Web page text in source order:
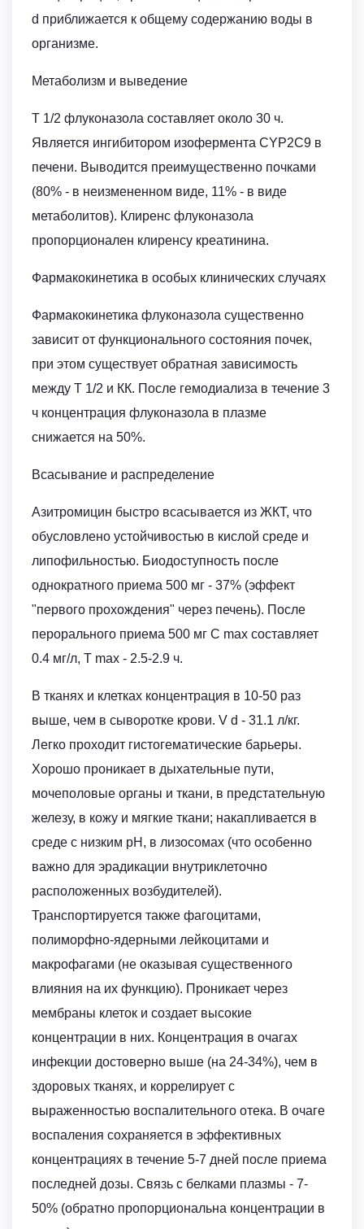
d приближается к общему содержанию воды в
организме.
Метаболизм и выведение
T 1/2 флуконазола составляет около 30 ч.
Является ингибитором изофермента CYP2C9 в
печени. Выводится преимущественно почками
(80% - в неизмененном виде, 11% - в виде
метаболитов). Клиренс флуконазола
пропорционален клиренсу креатинина.
Фармакокинетика в особых клинических случаях
Фармакокинетика флуконазола существенно
зависит от функционального состояния почек,
при этом существует обратная зависимость
между T 1/2 и КК. После гемодиализа в течение 3
ч концентрация флуконазола в плазме
снижается на 50%.
Всасывание и распределение
Азитромицин быстро всасывается из ЖКТ, что
обусловлено устойчивостью в кислой среде и
липофильностью. Биодоступность после
однократного приема 500 мг - 37% (эффект
"первого прохождения" через печень). После
перорального приема 500 мг C max составляет
0.4 мг/л, Т max - 2.5-2.9 ч.
В тканях и клетках концентрация в 10-50 раз
выше, чем в сыворотке крови. V d - 31.1 л/кг.
Легко проходит гистогематические барьеры.
Хорошо проникает в дыхательные пути,
мочеполовые органы и ткани, в предстательную
железу, в кожу и мягкие ткани; накапливается в
среде с низким рН, в лизосомах (что особенно
важно для эрадикации внутриклеточно
расположенных возбудителей).
Транспортируется также фагоцитами,
полиморфно-ядерными лейкоцитами и
макрофагами (не оказывая существенного
влияния на их функцию). Проникает через
мембраны клеток и создает высокие
концентрации в них. Концентрация в очагах
инфекции достоверно выше (на 24-34%), чем в
здоровых тканях, и коррелирует с
выраженностью воспалительного отека. В очаге
воспаления сохраняется в эффективных
концентрациях в течение 5-7 дней после приема
последней дозы. Связь с белками плазмы - 7-
50% (обратно пропорциональна концентрации в